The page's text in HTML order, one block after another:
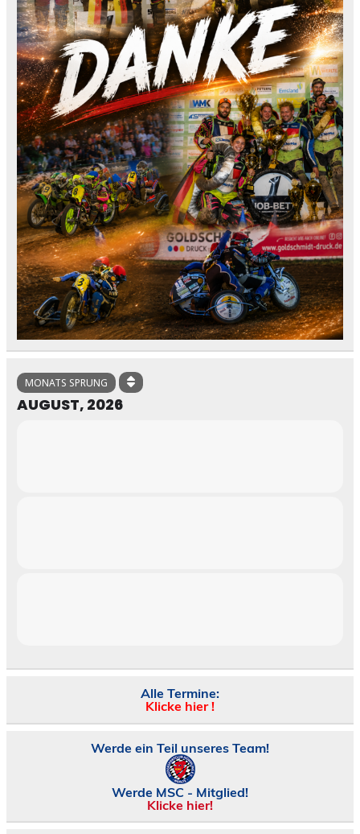
MONATS SPRUNG
AUGUST, 2026
Alle Termine:
Klicke hier !
Werde ein Teil unseres Team!
Werde MSC - Mitglied!
Klicke hier!